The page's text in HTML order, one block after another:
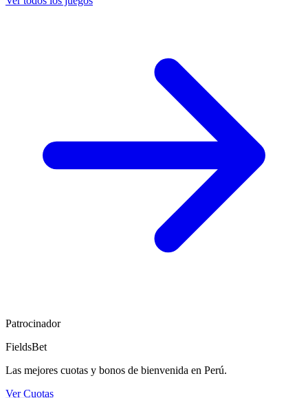
Patrocinador
FieldsBet
Las mejores cuotas y bonos de bienvenida en Perú.
Ver Cuotas